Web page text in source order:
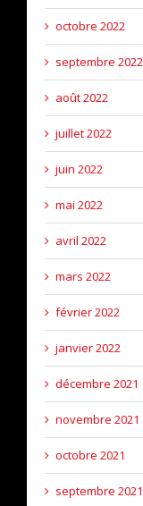
octobre 2022
septembre 2022
août 2022
juillet 2022
juin 2022
mai 2022
avril 2022
mars 2022
février 2022
janvier 2022
décembre 2021
novembre 2021
octobre 2021
septembre 2021